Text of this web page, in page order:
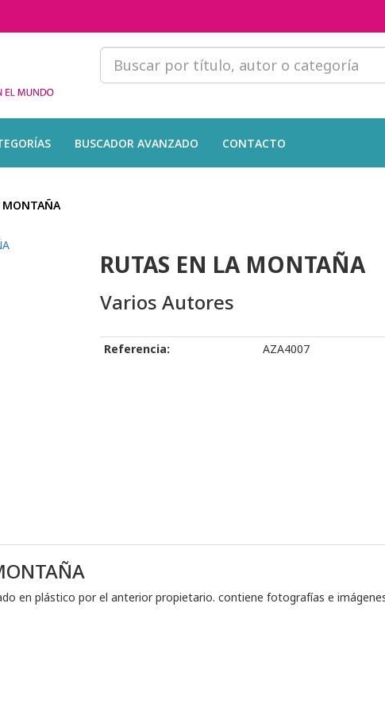
BUSCADOR AVANZADO CONTACTO
MONTAÑA
RUTAS EN LA MONTAÑA
Varios Autores
Referencia: AZA4007
en plástico por el anterior propietario. contiene fotografías e